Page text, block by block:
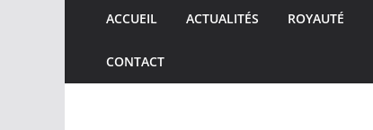
ACCUEIL ACTUALITÉS ROYAUTÉ
CONTACT